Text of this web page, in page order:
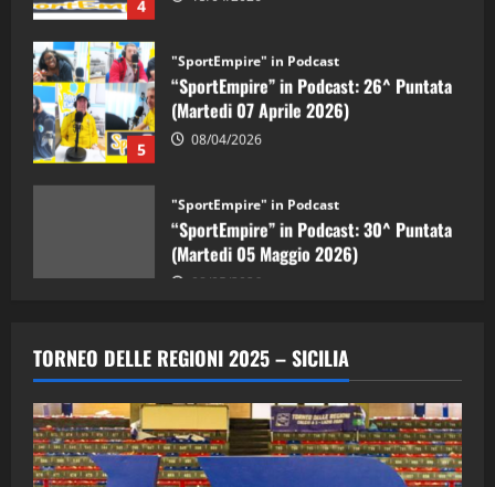
5
“SportEmpire” in Podcast: 26^ Puntata
(Martedi 07 Aprile 2026)
08/04/2026
“SportEmpire” in Podcast: 30^ Puntata
(Martedi 05 Maggio 2026)
08/05/2026
2
“SportEmpire” in Podcast: 29^ Puntata
(Martedi 28 Aprile 2026)
"SportEmpire" in Podcast
TORNEO DELLE REGIONI 2025 – SICILIA